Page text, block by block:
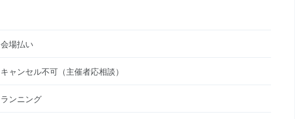
会場払い
キャンセル不可（主催者応相談）
ランニング